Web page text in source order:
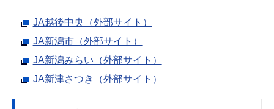
JA越後中央（外部サイト）
JA新潟市（外部サイト）
JA新潟みらい（外部サイト）
JA新津さつき（外部サイト）